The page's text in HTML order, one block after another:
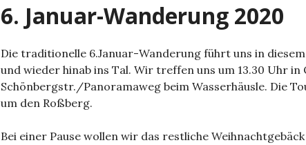
6. Januar-Wanderung 2020
Die traditionelle 6.Januar-Wanderung führt uns in
und wieder hinab ins Tal. Wir treffen uns um 13.30 Uhr in
Schönbergstr./Panoramaweg beim Wasserhäusle. Die
um den Roßberg.
Bei einer Pause wollen wir das restliche